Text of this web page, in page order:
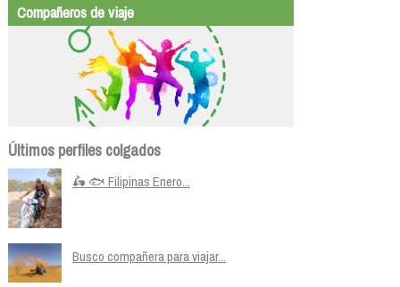
Compañeros de viaje
Últimos perfiles colgados
🛵 🐟 Filipinas Enero...
Busco compañera para viajar...